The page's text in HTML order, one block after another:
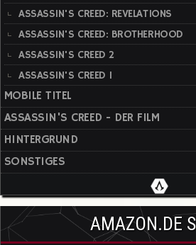
ASSASSIN'S CREED: REVELATIONS
ASSASSIN'S CREED: BROTHERHOOD
ASSASSIN'S CREED 2
ASSASSIN'S CREED 1
MOBILE TITEL
ASSASSIN'S CREED - DER FILM
HINTERGRUND
SONSTIGES
AMAZON.DE